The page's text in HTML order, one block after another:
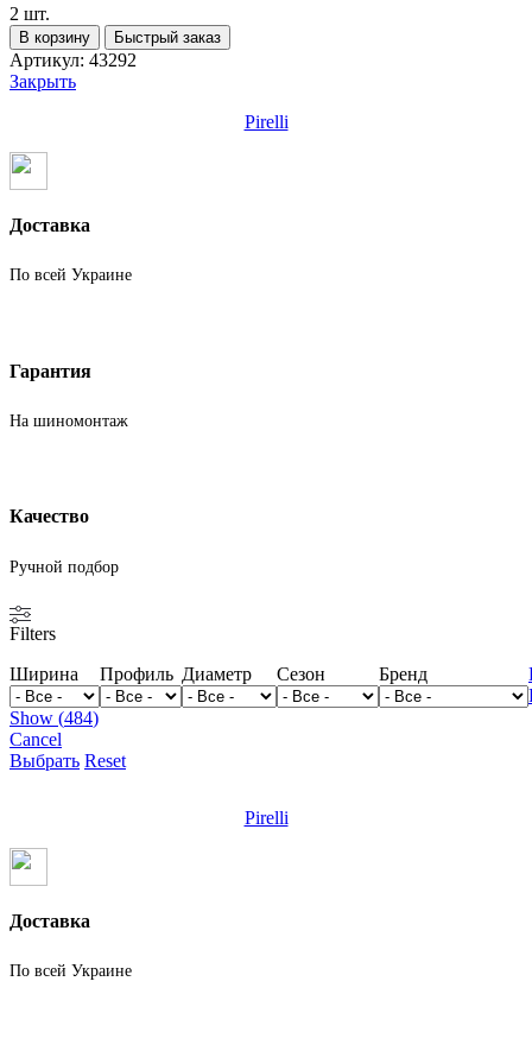
2 шт.
Количество
товара
Шины
R16C
В корзину Быстрый заказ
Артикул: 43292
Закрыть
Pirelli
Доставка
По всей Украине
Гарантия
На шиномонтаж
Качество
Ручной подбор
Filters
Ширина
Профиль Диаметр Сезон Бренд
Show (484)
Cancel
Выбрать Reset
Pirelli
Доставка
По всей Украине